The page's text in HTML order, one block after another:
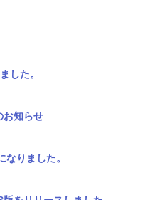
した。
お知らせ
りました。